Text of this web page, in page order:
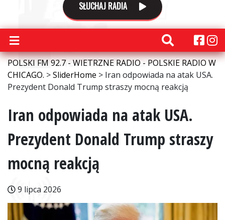
SŁUCHAJ RADIA
POLSKI FM 92.7 - WIETRZNE RADIO - POLSKIE RADIO W
CHICAGO. >SliderHome > Iran odpowiada na atak USA.
Prezydent Donald Trump straszy mocną reakcją
Iran odpowiada na atak USA.
Prezydent Donald Trump straszy
mocną reakcją
9 lipca 2026